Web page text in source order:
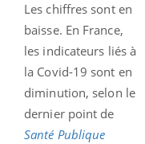
Les chiffres sont en
baisse. En France,
les indicateurs liés à
la Covid-19 sont en
diminution, selon le
dernier point de
Santé Publique